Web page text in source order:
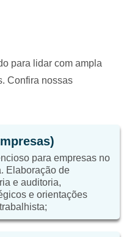
para lidar com ampla
Confira nossas
para empresas no
Elaboração de
e auditoria,
e orientações